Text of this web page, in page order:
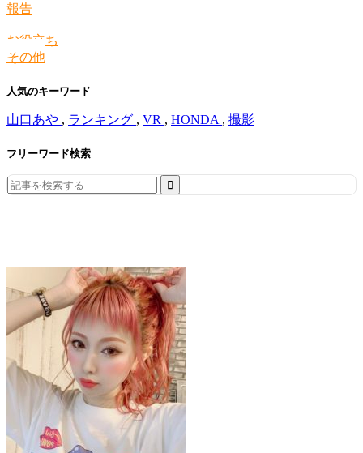
報告
お役立ち
その他
人気のキーワード
山口あや , ランキング , VR , HONDA , 撮影
フリーワード検索
Search
for: